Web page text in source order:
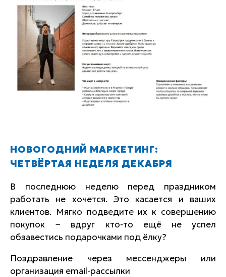
НОВОГОДНИЙ МАРКЕТИНГ:
ЧЕТВЁРТАЯ НЕДЕЛЯ ДЕКАБРЯ
В последнюю неделю перед праздником
работать не хочется. Это касается и ваших
клиентов. Мягко подведите их к совершению
покупок − вдруг кто-то ещё не успел
обзавестись подарочками под ёлку?
Поздравление через мессенджеры или
организация email-рассылки